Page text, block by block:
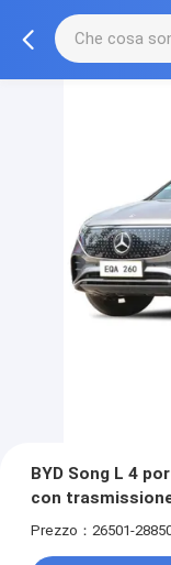
BYD Song L 4
con
Prezzo：26501-